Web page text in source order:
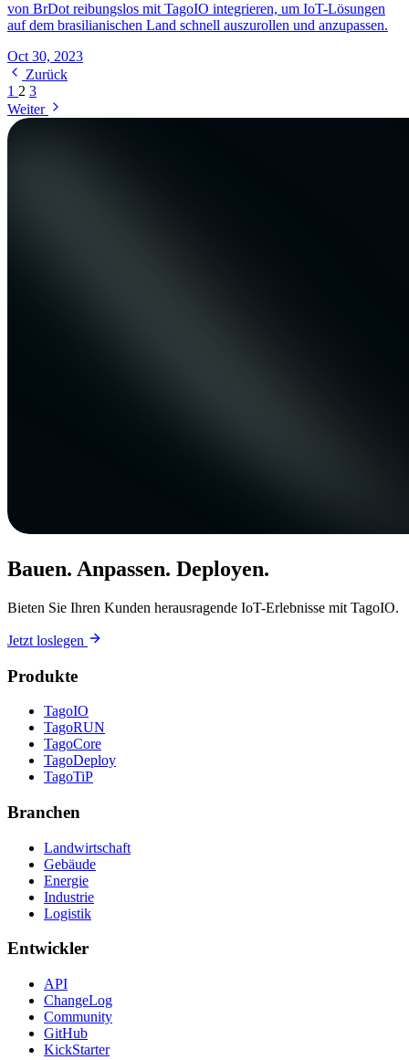
von BrDot reibungslos mit TagoIO integrieren, um IoT-Lösungen
auf dem brasilianischen Land schnell auszurollen und anzupassen.
Oct 30, 2023
Zurück
1 2 3
Weiter
Bauen. Anpassen. Deployen.
Bieten Sie Ihren Kunden herausragende IoT-Erlebnisse mit TagoIO.
Jetzt loslegen
Produkte
TagoIO
TagoRUN
TagoCore
TagoDeploy
TagoTiP
Branchen
Landwirtschaft
Gebäude
Energie
Industrie
Logistik
Entwickler
API
ChangeLog
Community
GitHub
KickStarter